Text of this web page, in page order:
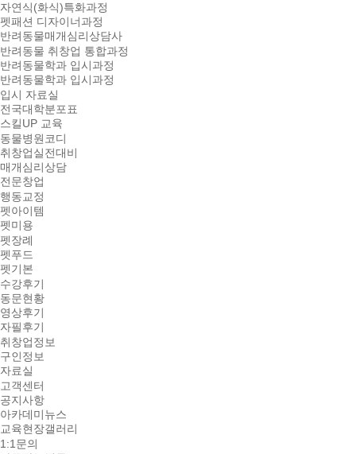
자연식(화식)특화과정
펫패션 디자이너과정
반려동물매개심리상담사
반려동물 취창업 통합과정
반려동물학과 입시과정
반려동물학과 입시과정
입시 자료실
전국대학분포표
스킬UP 교육
동물병원코디
취창업실전대비
매개심리상담
전문창업
행동교정
펫아이템
펫미용
펫장례
펫푸드
펫기본
수강후기
동문현황
영상후기
자필후기
취창업정보
구인정보
자료실
고객센터
공지사항
아카데미뉴스
교육현장갤러리
1:1문의